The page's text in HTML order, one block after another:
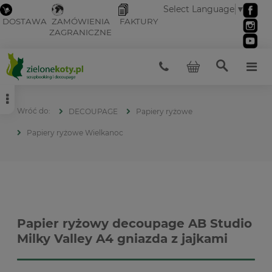
DOSTAWA ZAMÓWIENIA
ZAGRANICZNE
FAKTURY
Select Language ▼
DECOUPAGE Papiery ryżowe
Papiery ryżowe Wielkanoc
Papier ryżowy decoupage AB Studio
Milky Valley A4 gniazda z jajkami